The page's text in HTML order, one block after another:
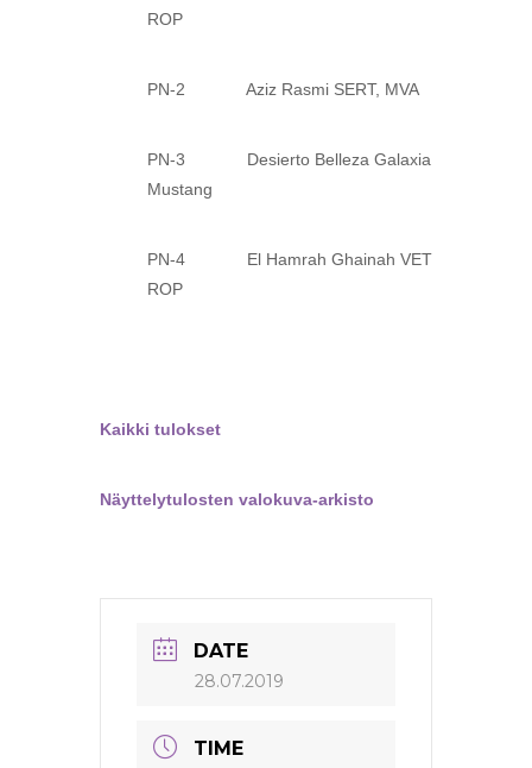
ROP
PN-2 Aziz Rasmi SERT, MVA
PN-3 Desierto Belleza Galaxia
Mustang
PN-4 El Hamrah Ghainah VET
ROP
Kaikki tulokset
Näyttelytulosten valokuva-arkisto
DATE
28.07.2019
TIME